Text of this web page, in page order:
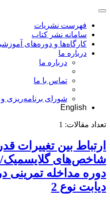
فهرست نشریات
سامانه نشر کتاب
کارگاه‌ها و دوره‌های
درباره ما
درباره ما
تماس با ما
شورای برنامه‌ریزی
English
تعداد مقالات: 1
ارتباط بین تغییرات
شاخص‌های گلایسمیک/
دوره مداخله تمرینی
دیابت نوع 2